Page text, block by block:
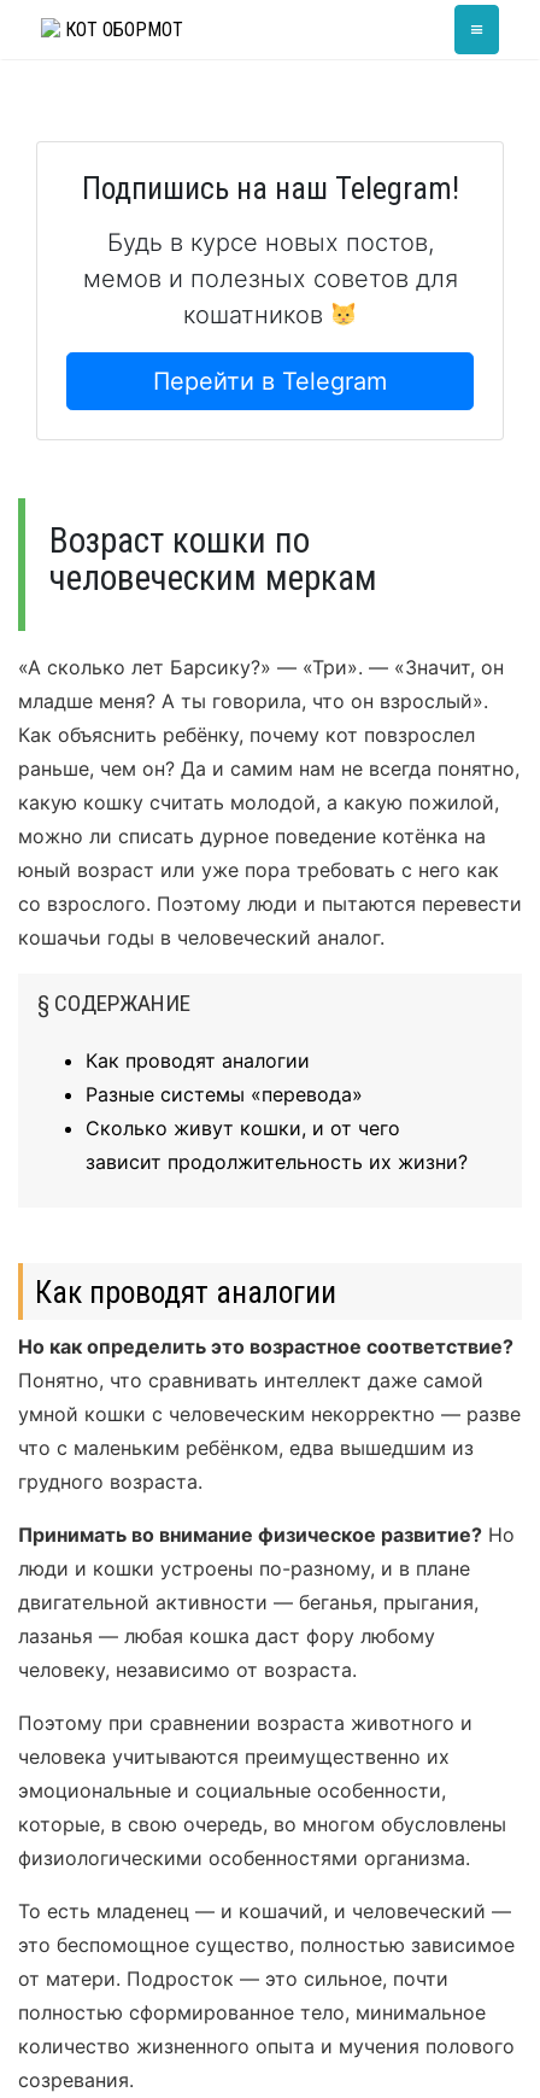
КОТ ОБОРМОТ ≡
Подпишись на наш Telegram!
Будь в курсе новых постов,
мемов и полезных советов для
кошатников
Перейти в Telegram
Возраст кошки по
человеческим меркам
«А сколько лет Барсику?» — «Три». — «Значит, он
младше меня? А ты говорила, что он взрослый».
Как объяснить ребёнку, почему кот повзрослел
раньше, чем он? Да и самим нам не всегда понятно,
какую кошку считать молодой, а какую пожилой,
можно ли списать дурное поведение котёнка на
юный возраст или уже пора требовать с него как
со взрослого. Поэтому люди и пытаются перевести
кошачьи годы в человеческий аналог.
§ СОДЕРЖАНИЕ
Как проводят аналогии
Разные системы «перевода»
Сколько живут кошки, и от чего
зависит продолжительность их жизни?
Как проводят аналогии
Но как определить это возрастное соответствие?
Понятно, что сравнивать интеллект даже самой
умной кошки с человеческим некорректно — разве
что с маленьким ребёнком, едва вышедшим из
грудного возраста.
Принимать во внимание физическое развитие? Но
люди и кошки устроены по-разному, и в плане
двигательной активности — беганья, прыгания,
лазанья — любая кошка даст фору любому
человеку, независимо от возраста.
Поэтому при сравнении возраста животного и
человека учитываются преимущественно их
эмоциональные и социальные особенности,
которые, в свою очередь, во многом обусловлены
физиологическими особенностями организма.
То есть младенец — и кошачий, и человеческий —
это беспомощное существо, полностью зависимое
от матери. Подросток — это сильное, почти
полностью сформированное тело, минимальное
количество жизненного опыта и мучения полового
созревания.